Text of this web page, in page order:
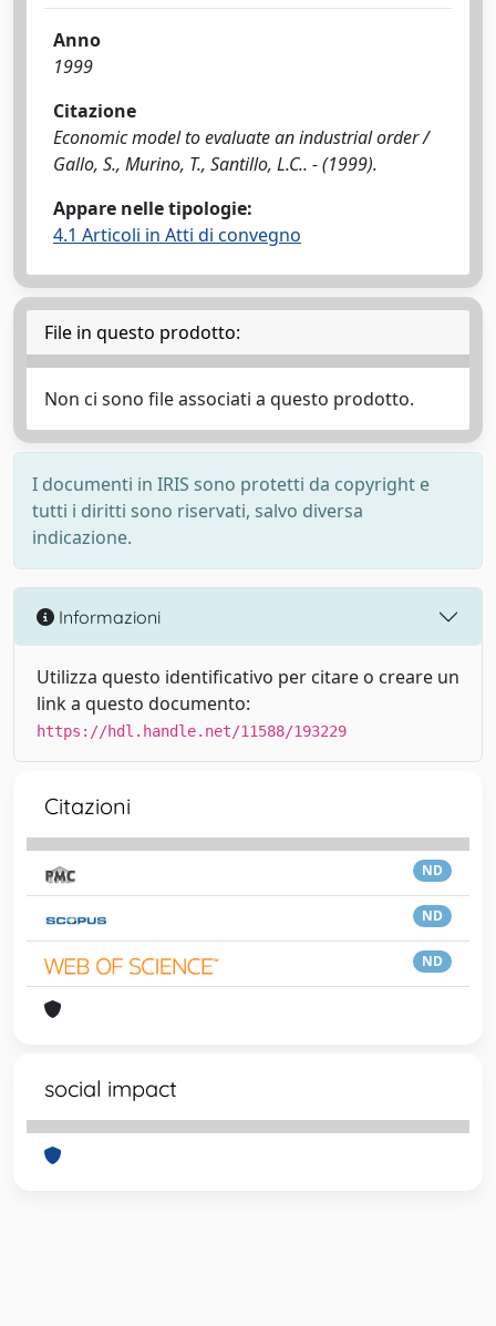
Anno
1999
Citazione
Economic model to evaluate an industrial order /
Gallo, S., Murino, T., Santillo, L.C.. - (1999).
Appare nelle tipologie:
4.1 Articoli in Atti di convegno
File in questo prodotto:
Non ci sono file associati a questo prodotto.
I documenti in IRIS sono protetti da copyright e
tutti i diritti sono riservati, salvo diversa
indicazione.
Informazioni
Utilizza questo identificativo per citare o creare un
link a questo documento:
https://hdl.handle.net/11588/193229
Citazioni
ND
ND
ND
social impact